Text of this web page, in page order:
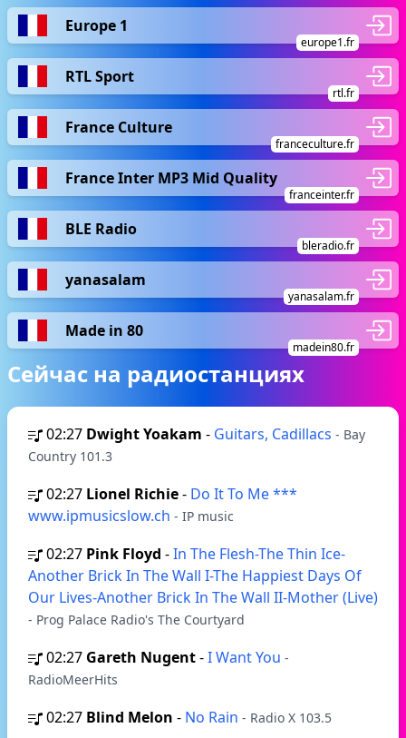
Europe 1
europe1.fr
RTL Sport
rtl.fr
France Culture
franceculture.fr
France Inter MP3 Mid Quality
franceinter.fr
BLE Radio
bleradio.fr
yanasalam
yanasalam.fr
Made in 80
madein80.fr
Сейчас на радиостанциях
02:27 Dwight Yoakam - Guitars, Cadillacs - Bay
Country 101.3
02:27 Lionel Richie- Do It To Me ***
www.ipmusicslow.ch - IP music
02:27 Pink Floyd -In The Flesh-The Thin Ice-
Another Brick In The Wall I-The Happiest Days Of
Our Lives-Another Brick In The Wall II-Mother (Live)
- Prog Palace Radio's The Courtyard
02:27 Gareth Nugent-I Want You -
RadioMeerHits
02:27 Blind Melon - No Rain - Radio X 103.5